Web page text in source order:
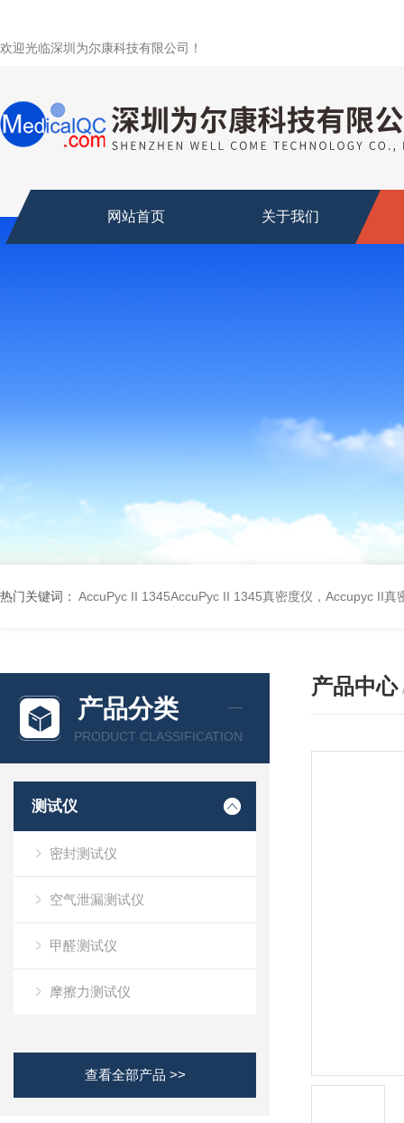
欢迎光临深圳为尔康科技有限公司！
网站首页 关于我们
热门关键词： AccuPyc II 1345AccuPyc II 1345真密度仪，Accupyc II真
产品分类
PRODUCT CLASSIFICATION
测试仪
密封测试仪
空气泄漏测试仪
甲醛测试仪
摩擦力测试仪
查看全部产品 >>
产品中心